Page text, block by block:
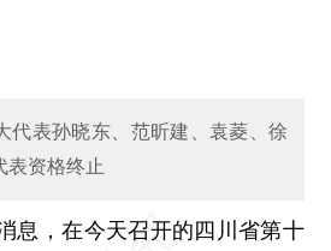
代表孙晓东、范昕建、袁菱、徐
表资格终止
，在今天召开的四川省第十